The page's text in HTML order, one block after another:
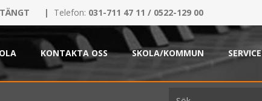
| Telefon: 031-711 47 11 / 0522-129 00
KONTAKTA OSS SKOLA/KOMMUN SERVICE